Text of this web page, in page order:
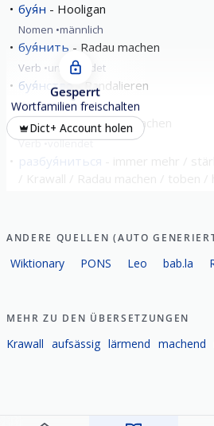
буя́н Hooligan
Nomen männlich
буя́нить Radau machen
Verb unvollendet
буя́нство Randalieren
Nomen sächlich
побуя́нить Krach machen
Verb vollendet
разбуя́ниться
Gesperrt
Wortfamilien freischalten
Dict+ Account holen
ANDERE QUELLEN (AUTO
Wiktionary PONS Leo bab.la
MEHR ZU DEN ÜBERSETZUNGEN
Krawall aufsässig lärmend machend